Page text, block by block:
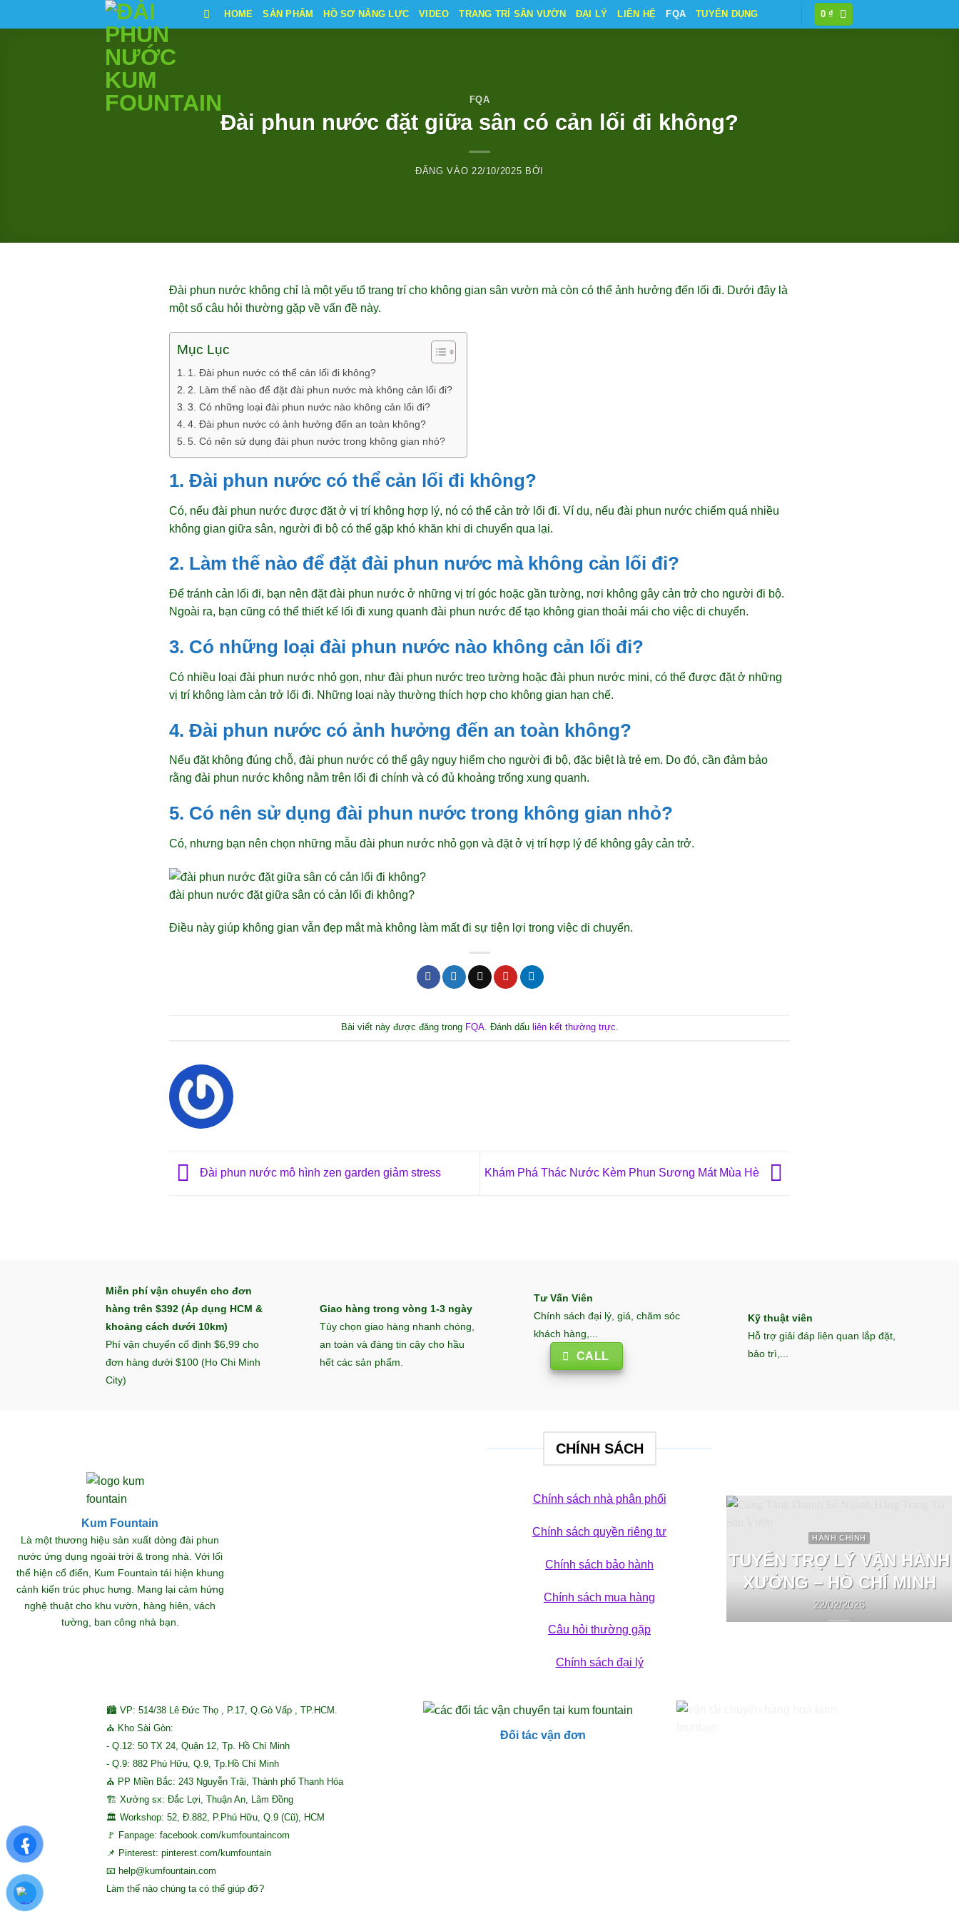
qua
HOME SẢN PHẨM HỒ SƠ NĂNG LỰC VIDEO TRANG TRÍ SÂN VƯỜN ĐẠI LÝ LIÊN HỆ FQA TUYỂN DỤNG 0₫
FQA
Đài phun nước đặt giữa sân có cản lối đi không?
ĐĂNG VÀO 22/10/2025 BỞI
Đài phun nước không chỉ là một yếu tố trang trí cho không gian sân vườn mà còn có thể ảnh hưởng đến lối đi. Dưới đây là
một số câu hỏi thường gặp về vấn đề này.
Mục Lục
1. Đài phun nước có thể cản lối đi không?
2. Làm thế nào để đặt đài phun nước mà không cản lối đi?
3. Có những loại đài phun nước nào không cản lối đi?
4. Đài phun nước có ảnh hưởng đến an toàn không?
5. Có nên sử dụng đài phun nước trong không gian nhỏ?
1. Đài phun nước có thể cản lối đi không?
Có, nếu đài phun nước được đặt ở vị trí không hợp lý, nó có thể cản trở lối đi. Ví dụ, nếu đài phun nước chiếm quá nhiều
không gian giữa sân, người đi bộ có thể gặp khó khăn khi di chuyển qua lại.
2. Làm thế nào để đặt đài phun nước mà không cản lối đi?
Để tránh cản lối đi, bạn nên đặt đài phun nước ở những vị trí góc hoặc gần tường, nơi không gây cản trở cho người đi bộ.
Ngoài ra, bạn cũng có thể thiết kế lối đi xung quanh đài phun nước để tạo không gian thoải mái cho việc di chuyển.
3. Có những loại đài phun nước nào không cản lối đi?
Có nhiều loại đài phun nước nhỏ gọn, như đài phun nước treo tường hoặc đài phun nước mini, có thể được đặt ở những
vị trí không làm cản trở lối đi. Những loại này thường thích hợp cho không gian hạn chế.
4. Đài phun nước có ảnh hưởng đến an toàn không?
Nếu đặt không đúng chỗ, đài phun nước có thể gây nguy hiểm cho người đi bộ, đặc biệt là trẻ em. Do đó, cần đảm bảo
rằng đài phun nước không nằm trên lối đi chính và có đủ khoảng trống xung quanh.
5. Có nên sử dụng đài phun nước trong không gian nhỏ?
Có, nhưng bạn nên chọn những mẫu đài phun nước nhỏ gọn và đặt ở vị trí hợp lý để không gây cản trở.
đài phun nước đặt giữa sân có cản lối đi không?
Điều này giúp không gian vẫn đẹp mắt mà không làm mất đi sự tiện lợi trong việc di chuyển.
Bài viết này được đăng trong FQA. Đánh dấu liên kết thường trực.
Đài phun nước mô hình zen garden giảm stress Khám Phá Thác Nước Kèm Phun Sương Mát Mùa Hè
Miễn phí vận chuyển cho đơn
hàng trên $392 (Áp dụng HCM &
khoảng cách dưới 10km)
Phí vận chuyển cố định $6,99 cho
đơn hàng dưới $100 (Ho Chi Minh
City)
Giao hàng trong vòng 1-3 ngày
Tùy chọn giao hàng nhanh chóng,
an toàn và đáng tin cậy cho hầu
hết các sản phẩm.
Tư Vấn Viên
Chính sách đại lý, giá, chăm sóc
khách hàng,...
CALL
Kỹ thuật viên
Hỗ trợ giải đáp liên quan lắp đặt,
bảo trì,...
Kum Fountain
Là một thương hiệu sản xuất dòng đài phun
nước ứng dụng ngoài trời & trong nhà. Với lối
thể hiện cổ điển, Kum Fountain tái hiện khung
cảnh kiến trúc phục hưng. Mang lại cảm hứng
nghệ thuật cho khu vườn, hàng hiên, vách
tường, ban công nhà bạn.
CHÍNH SÁCH
Chính sách nhà phân phối
Chính sách quyền riêng tư
Chính sách bảo hành
Chính sách mua hàng
Câu hỏi thường gặp
Chính sách đại lý
HÀNH CHÍNH
TUYỂN TRỢ LÝ VẬN HÀNH
XƯỞNG – HỒ CHÍ MINH
22/02/2026
🏙 VP: 514/38 Lê Đức Thọ , P.17, Q.Gò Vấp , TP.HCM.
⛪ Kho Sài Gòn:
- Q.12: 50 TX 24, Quận 12, Tp. Hồ Chí Minh
- Q.9: 882 Phú Hữu, Q.9, Tp.Hồ Chí Minh
⛪ PP Miền Bắc: 243 Nguyễn Trãi, Thành phố Thanh Hóa
🏗 Xưởng sx: Đắc Lợi, Thuận An, Lâm Đồng
🏛 Workshop: 52, Đ.882, P.Phú Hữu, Q.9 (Cũ), HCM
🚩 Fanpage: facebook.com/kumfountaincom
📌 Pinterest: pinterest.com/kumfountain
📧 help@kumfountain.com
Làm thế nào chúng ta có thể giúp đỡ?
Đối tác vận đơn